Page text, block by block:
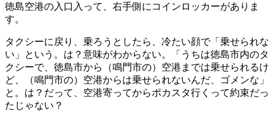
徳島空港の入口入って、右手側にコインロッカーがありま
す。
タクシーに戻り、乗ろうとしたら、冷たい顔で「乗せられな
い」という。は？意味がわからない。「うちは徳島市内のタ
クシーで、徳島市から（鳴門市の）空港までは乗せられるけ
ど、（鳴門市の）空港からは乗せられないんだ、ゴメンな」
と。は？だって、空港寄ってからポカスタ行くって約束だっ
たじゃない？